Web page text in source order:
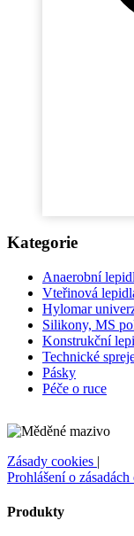
Kategorie
Anaerobní
Vteřinová
Hylomar
Silikony, MS
Konstrukční
Technické
Pásky
Péče o ruce
Zásady cookies |
Prohlášení o
Produkty